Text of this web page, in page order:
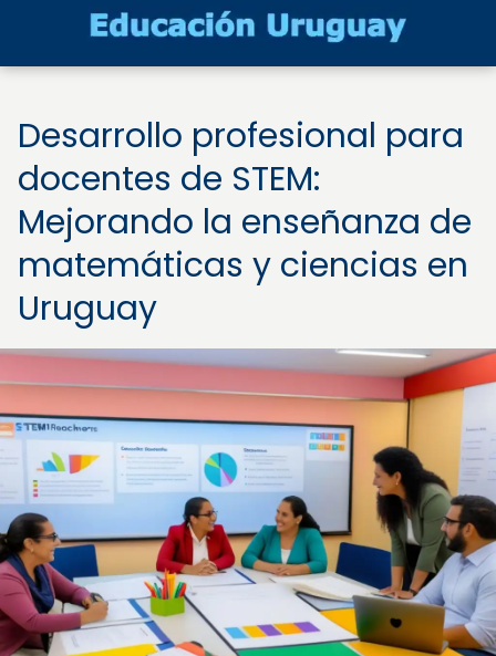
Desarrollo profesional para
docentes de STEM:
Mejorando la enseñanza de
matemáticas y ciencias en
Uruguay